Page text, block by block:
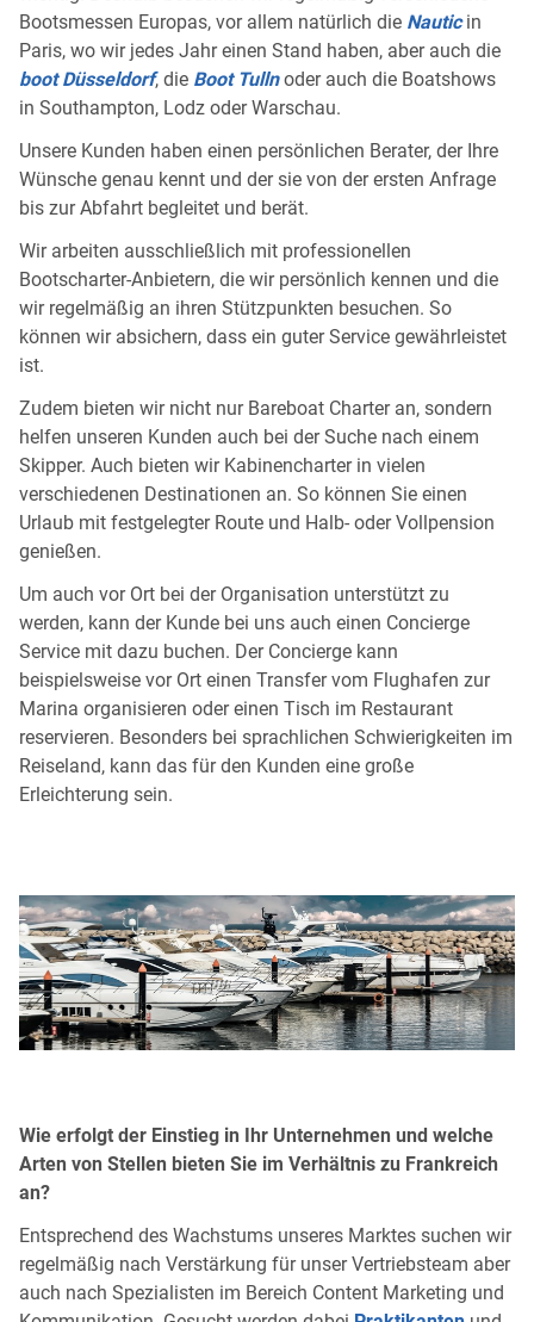
Bootsmessen Europas, vor allem natürlich die Nauticin
Paris, wo wir jedes Jahr einen Stand haben, aber auch die
boot Düsseldorf, die Boot Tullnoder auch die Boatshows
in Southampton, Lodz oder Warschau.
Unsere Kunden haben einen persönlichen Berater, der Ihre
Wünsche genau kennt und der sie von der ersten Anfrage
bis zur Abfahrt begleitet und berät.
Wir arbeiten ausschließlich mit professionellen
Bootscharter-Anbietern, die wir persönlich kennen und die
wir regelmäßig an ihren Stützpunkten besuchen. So
können wir absichern, dass ein guter Service gewährleistet
ist.
Zudem bieten wir nicht nur Bareboat Charter an, sondern
helfen unseren Kunden auch bei der Suche nach einem
Skipper. Auch bieten wir Kabinencharter in vielen
verschiedenen Destinationen an. So können Sie einen
Urlaub mit festgelegter Route und Halb- oder Vollpension
genießen.
Um auch vor Ort bei der Organisation unterstützt zu
werden, kann der Kunde bei uns auch einen Concierge
Service mit dazu buchen. Der Concierge kann
beispielsweise vor Ort einen Transfer vom Flughafen zur
Marina organisieren oder einen Tisch im Restaurant
reservieren. Besonders bei sprachlichen Schwierigkeiten im
Reiseland, kann das für den Kunden eine große
Erleichterung sein.
Wie erfolgt der Einstieg in Ihr Unternehmen und welche
Arten von Stellen bieten Sie im Verhältnis zu Frankreich
an?
Entsprechend des Wachstums unseres Marktes suchen wir
regelmäßig nach Verstärkung für unser Vertriebsteam aber
auch nach Spezialisten im Bereich Content Marketing und